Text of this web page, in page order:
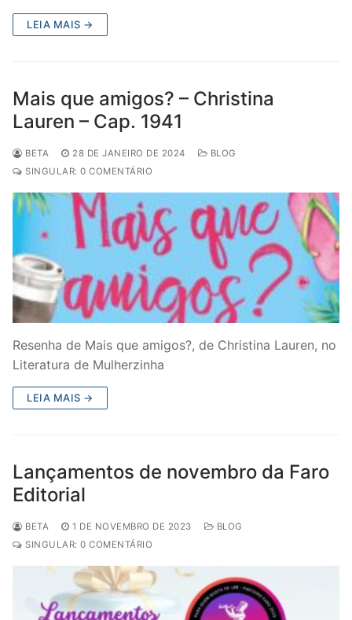
LEIA MAIS →
Mais que amigos? – Christina
Lauren – Cap. 1941
BETA 28 DE JANEIRO DE 2024
BLOG
SINGULAR: 0 COMENTÁRIO
Resenha de Mais que amigos?, de Christina Lauren, no
Literatura de Mulherzinha
LEIA MAIS →
Lançamentos de novembro da Faro
Editorial
BETA 1 DE NOVEMBRO DE 2023
BLOG
SINGULAR: 0 COMENTÁRIO